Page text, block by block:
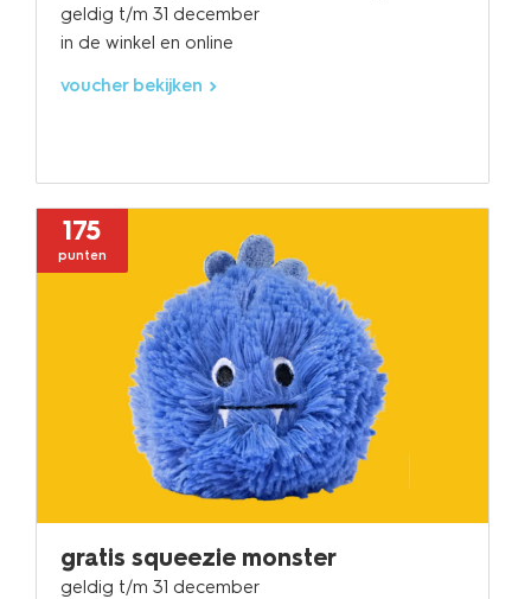
geldig t/m 31 december
in de winkel en online
voucher bekijken
175
punten
gratis squeezie monster
geldig t/m 31 december